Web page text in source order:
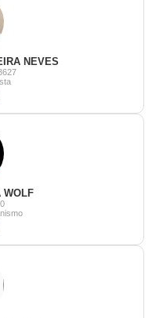
NEVES
WOLF